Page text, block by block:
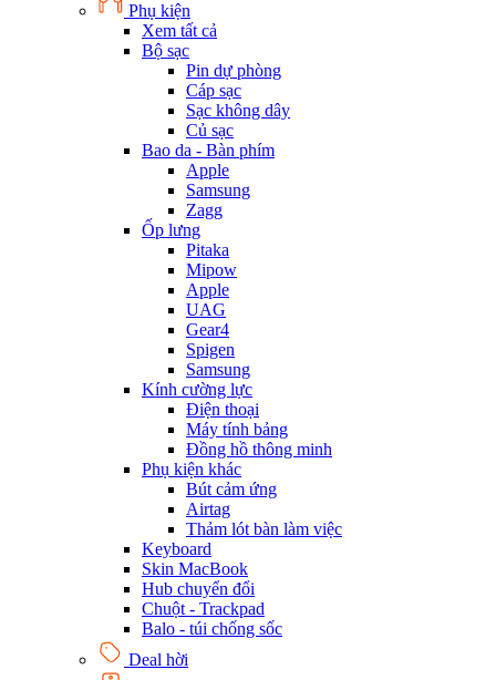
Phụ kiện
Xem tất cả
Bộ sạc
Pin dự phòng
Cáp sạc
Sạc không dây
Củ sạc
Bao da - Bàn phím
Apple
Samsung
Zagg
Ốp lưng
Pitaka
Mipow
Apple
UAG
Gear4
Spigen
Samsung
Kính cường lực
Điện thoại
Máy tính bảng
Đồng hồ thông minh
Phụ kiện khác
Bút cảm ứng
Airtag
Thảm lót bàn làm việc
Keyboard
Skin MacBook
Hub chuyển đổi
Chuột - Trackpad
Balo - túi chống sốc
Deal hời